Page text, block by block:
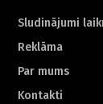
Sludinājumi
Reklāma
Par mums
Kontakti